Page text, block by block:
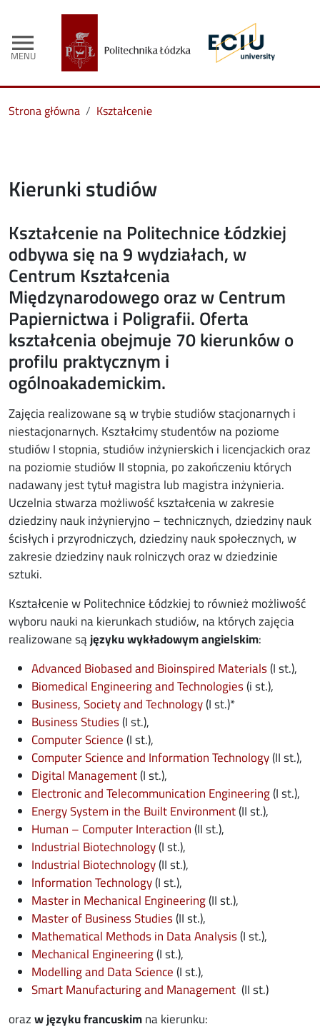
menu
MENU
Strona główna Kształcenie
Kierunki studiów
Kształcenie na Politechnice Łódzkiej
odbywa się na 9 wydziałach, w
Centrum Kształcenia
Międzynarodowego oraz w Centrum
Papiernictwa i Poligrafii. Oferta
kształcenia obejmuje 70 kierunków o
profilu praktycznym i
ogólnoakademickim.
Zajęcia realizowane są w trybie studiów stacjonarnych i
niestacjonarnych. Kształcimy studentów na poziome
studiów I stopnia, studiów inżynierskich i licencjackich oraz
na poziomie studiów II stopnia, po zakończeniu których
nadawany jest tytuł magistra lub magistra inżynieria.
Uczelnia stwarza możliwość kształcenia w zakresie
dziedziny nauk inżynieryjno – technicznych, dziedziny nauk
ścisłych i przyrodniczych, dziedziny nauk społecznych, w
zakresie dziedziny nauk rolniczych oraz w dziedzinie
sztuki.
Kształcenie w Politechnice Łódzkiej to również możliwość
wyboru nauki na kierunkach studiów, na których zajęcia
realizowane sąjęzyku wykładowym angielskim:
Advanced Biobased and Bioinspired Materialsopens in
(I st.),
Biomedical Engineering and Technologies(i st.),
Business, Society and Technologyopens in new window
(I st.)*
Business Studiesopens in new window
(I st.),
Computer Scienceopens in new window
(I st.),
Computer Science and Information Technologyopens in
(II st.),
Digital Management(I st.),
Electronic and Telecommunication Engineeringopens in
(I st.),
Energy System in the Built Environmentopens in new
(II st.),
Human – Computer Interactionopens in new window
(II st.),
Industrial Biotechnologyopens in new window
(I st.),
Industrial Biotechnologyopens in new window
(II st.),
Information Technologyopens in new window
(I st.),
Master in Mechanical Engineeringopens in new window
(II st.),
Master of Business Studiesopens in new window
(II st.),
Mathematical Methods in Data Analysisopens in new
(I st.),
Mechanical Engineeringopens in new window
(I st.),
Modelling and Data Scienceopens in new window
(I st.),
Smart Manufacturing and Managementopens in new
(II st.)
orazw języku francuskimna kierunku: